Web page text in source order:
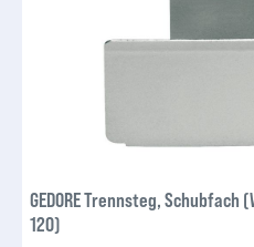
GEDORE Trennsteg,
120)